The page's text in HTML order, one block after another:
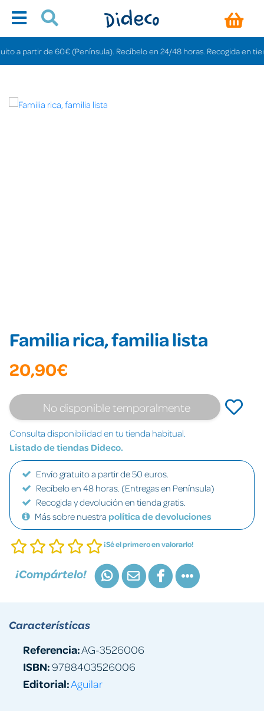
partir de 60€ (Península). Recíbelo en 24/48 horas. Recogida en
Familia rica, familia lista
20,90€
No disponible temporalmente
Consulta disponibilidad en tu tienda habitual.
Listado de tiendas Dideco.
Envío gratuito a partir de 50 euros.
Recíbelo en 48 horas. (Entregas en Península)
Recogida y devolución en tienda gratis.
Más sobre nuestra política de devoluciones
¡Sé el primero en valorarlo!
¡Compártelo!
Características
Referencia:AG-3526006
ISBN:9788403526006
Editorial:Aguilar